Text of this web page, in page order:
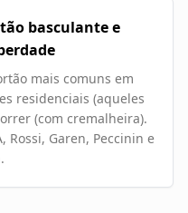
basculante e
mais comuns em
residenciais (aqueles
(com cremalheira).
Rossi, Garen, Peccinin e